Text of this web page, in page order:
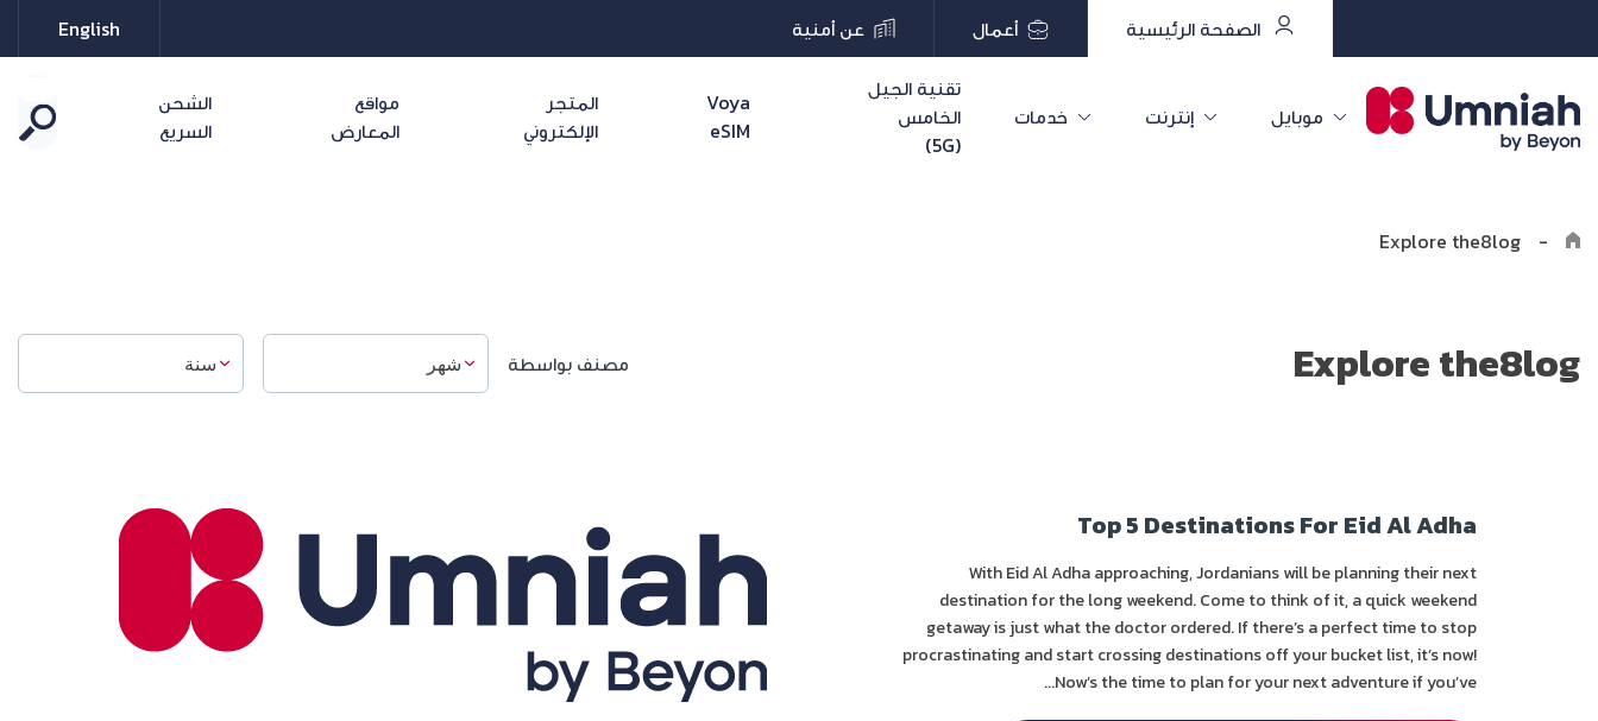
الصفحة الرئيسية أعمال عن أمنية English
موبايل إنترنت خدمات
تقنية الجيل
الخامس
(5G)
Voya
eSIM
المتجر
الإلكتروني
مواقع
المعارض
الشحن
السريع
-
Explore the8log
Explore the8log مصنف بواسطة
Top 5 Destinations For Eid Al Adha
With Eid Al Adha approaching, Jordanians will be planning their next
destination for the long weekend. Come to think of it, a quick weekend
getaway is just what the doctor ordered. If there’s a perfect time to stop
procrastinating and start crossing destinations off your bucket list, it’s now!
Now’s the time to plan for your next adventure if you’ve...